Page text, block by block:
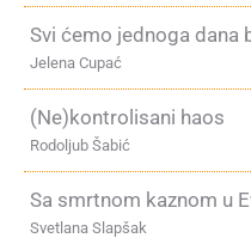
Svi ćemo jednoga dana
Jelena Cupać
(Ne)kontrolisani haos
Rodoljub Šabić
Sa smrtnom kaznom u
Svetlana Slapšak